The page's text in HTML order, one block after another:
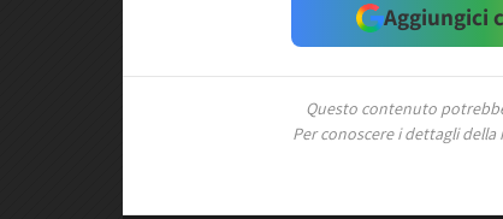
Aggiungici
Questo contenuto
Per conoscere i dettagli